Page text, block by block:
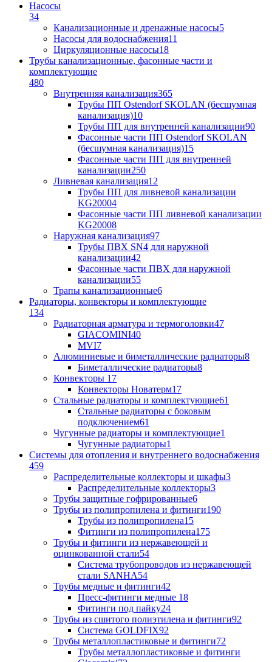
Насосы
34
Канализационные и дренажные насосы5
Насосы для водоснабжения11
Циркуляционные насосы18
Трубы канализационные, фасонные части и
комплектующие
480
Внутренняя канализация365
Трубы ПП Ostendorf SKOLAN (бесшумная
канализация)10
Трубы ПП для внутренней канализации90
Фасонные части ПП Ostendorf SKOLAN
(бесшумная канализация)15
Фасонные части ПП для внутренней
канализации250
Ливневая канализация12
Трубы ПП для ливневой канализации
KG20004
Фасонные части ПП ливневой канализации
KG20008
Наружная канализация97
Трубы ПВХ SN4 для наружной
канализации42
Фасонные части ПВХ для наружной
канализации55
Трапы канализационные6
Радиаторы, конвекторы и комплектующие
134
Радиаторная арматура и термоголовки47
GIACOMINI40
MVI7
Алюминиевые и биметаллические радиаторы8
Биметаллические радиаторы8
Конвекторы 17
Конвекторы Новатерм17
Стальные радиаторы и комплектующие61
Стальные радиаторы с боковым
подключением61
Чугунные радиаторы и комплектующие1
Чугунные радиаторы1
Системы для отопления и внутреннего водоснабжения
459
Распределительные коллекторы и шкафы3
Распределительные коллекторы3
Трубы защитные гофрированные6
Трубы из полипропилена и фитинги190
Трубы из полипропилена15
Фитинги из полипропилена175
Трубы и фитинги из нержавеющей и
оцинкованной стали54
Система трубопроводов из нержавеющей
стали SANHA54
Трубы медные и фитинги42
Пресс-фитинги медные 18
Фитинги под пайку24
Трубы из сшитого полиэтилена и фитинги92
Система GOLDFIX92
Трубы металлопластиковые и фитинги72
Трубы металлопластиковые и фитинги